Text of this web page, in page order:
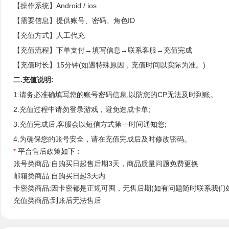
【操作系统】Android / ios
【需要信息】提供账号、密码、角色ID
【充值方式】人工代充
【充值流程】下单支付→填写信息→联系客服→充值完成
【充值时长】15分钟(如遇特殊原因，充值时间以实际为准。)
二.充值说明:
1.请务必准确填写您的账号密码信息,以防您的CP无法及时到账。
2.充值过程中请勿登录游戏，避免造成卡单;
3.充值完成后,客服会以短信方式第一时间通知您;
4.为确保您的账号安全，请在充值完成后及时修改密码。
* 平台售后政策如下：
账号类商品:自购买日起售后期3天，商品质量问题免费更换
邮箱类商品:自购买日起3天内
卡密类商品:因卡密都是正规可囤，无售后期(如有问题随时联系我们
充值类商品:到账后无法售后